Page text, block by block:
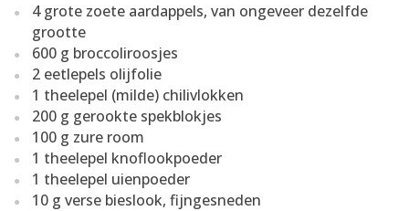
4 grote zoete aardappels, van ongeveer dezelfde
grootte
600 g broccoliroosjes
2 eetlepels olijfolie
1 theelepel (milde) chilivlokken
200 g gerookte spekblokjes
100 g zure room
1 theelepel knoflookpoeder
1 theelepel uienpoeder
10 g verse bieslook, fijngesneden